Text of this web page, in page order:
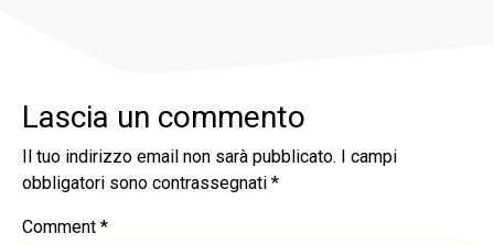
Lascia un commento
Il tuo indirizzo email non sarà pubblicato.
I campi
obbligatori sono contrassegnati *
Comment *